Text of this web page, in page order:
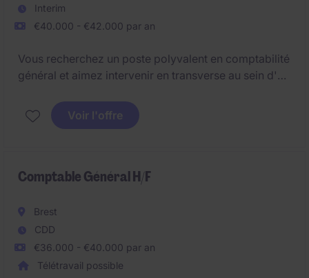
Interim
€40.000 - €42.000 par an
Vous recherchez un poste polyvalent en comptabilité
général et aimez intervenir en transverse au sein d'un
Vous maitrisez ou souhaitez maitriser les normes
Voir l'offre
Comptable Général H/F
Brest
CDD
€36.000 - €40.000 par an
Télétravail possible